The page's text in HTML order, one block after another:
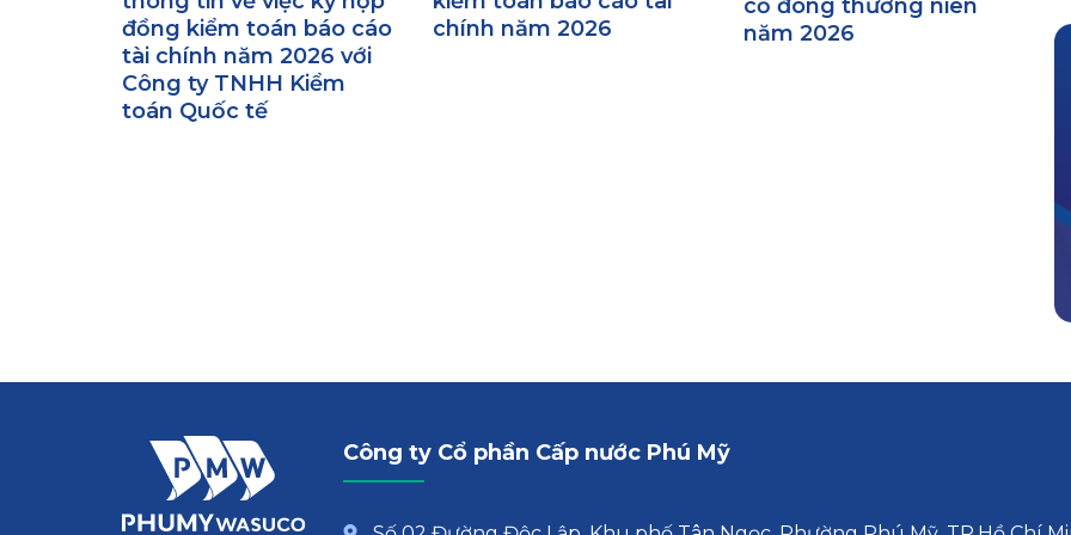
đồng kiểm toán báo cáo
tài chính năm 2026 với
Công ty TNHH Kiểm
toán Quốc tế
chính năm 2026
cổ đông thường niên
năm 2026
Công ty Cổ phần Cấp nước Phú Mỹ